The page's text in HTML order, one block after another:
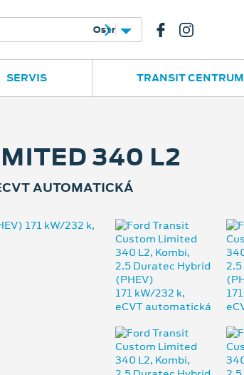
SERVIS TRANSIT CENTRUM
340 L2
AUTOMATICKÁ